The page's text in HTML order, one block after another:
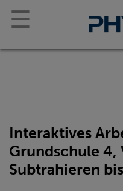
☰
Interaktives
Grundschule 4,
Subtrahieren